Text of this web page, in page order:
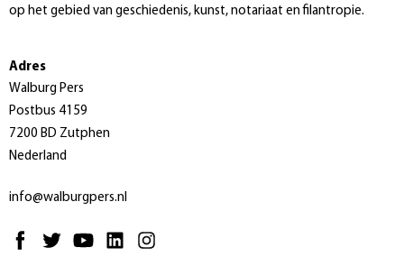
op het gebied van geschiedenis, kunst, notariaat en filantropie.
Adres
Walburg Pers
Postbus 4159
7200 BD Zutphen
Nederland
info@walburgpers.nl